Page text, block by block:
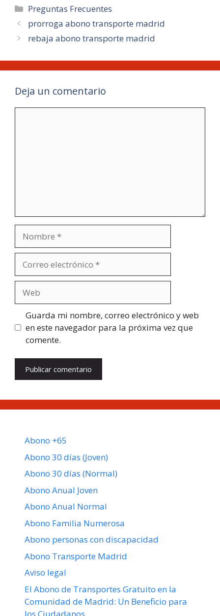
Categorías
Preguntas Frecuentes
prorroga abono transporte madrid
rebaja abono transporte madrid
Deja un comentario
electrónico
Guarda mi nombre, correo electrónico y web
en este navegador para la próxima vez que
comente.
Abono +65
Abono 30 días (Joven)
Abono 30 días (Normal)
Abono Anual Joven
Abono Anual Normal
Abono Familia Numerosa
Abono personas con discapacidad
Abono Transporte Madrid
Aviso legal
El Abono de Transportes Gratuito en la
Comunidad de Madrid: Un Beneficio para
los Ciudadanos